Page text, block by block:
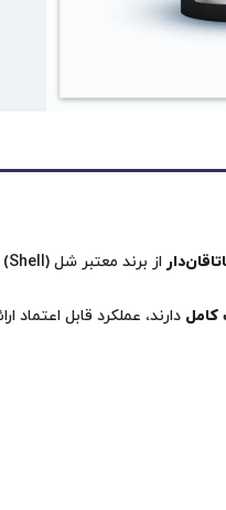
از برند معتبر شل (Shell) است. این محصول برای
کامل دارند، عملکرد قابل اعتماد